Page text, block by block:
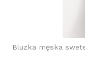
Bluzka męska